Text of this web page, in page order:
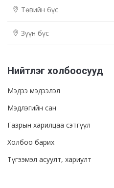
Төвийн бүс
Зүүн бүс
Нийтлэг холбоосууд
Мэдээ мэдээлэл
Мэдлэгийн сан
Газрын харилцаа сэтгүүл
Холбоо барих
Түгээмэл асуулт, хариулт